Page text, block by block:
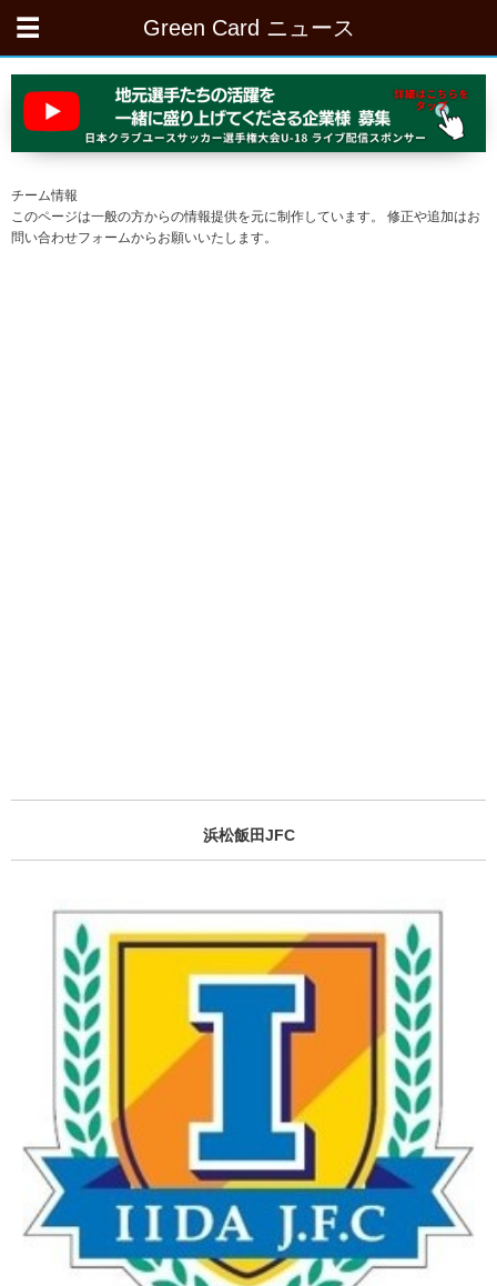
Green Card ニュース
チーム情報
このページは一般の方からの情報提供を元に制作しています。 修正や追加はお
問い合わせフォームからお願いいたします。
浜松飯田JFC